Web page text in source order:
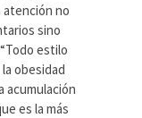
atención no
sino
estilo
obesidad
acumulación
es la más